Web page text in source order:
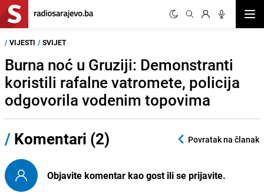
/ VIJESTI / SVIJET
Burna noć u Gruziji: Demonstranti
koristili rafalne vatromete, policija
odgovorila vodenim topovima
/ Komentari (2) Povratak na članak
Objavite komentar kao gost ili se prijavite.